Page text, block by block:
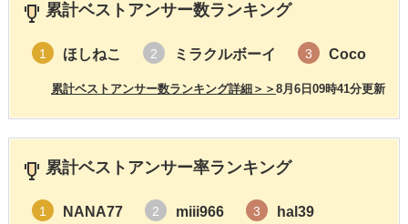
累計ベストアンサー数ランキング
1 ほしねこ 2 ミラクルボーイ 3 Coco
8月6日09時41分更新
累計ベストアンサー数ランキング詳細＞＞
累計ベストアンサー率ランキング
1 NANA77 2 miii966 3 hal39